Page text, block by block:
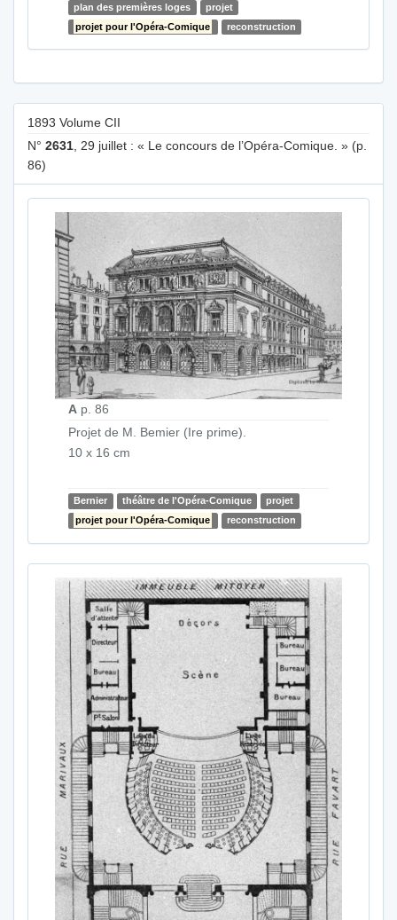
plan des premières loges
projet
projet pour l'Opéra-Comique
reconstruction
1893 Volume CII
N° 2631 , 29 juillet : « Le concours de l’Opéra-Comique. » (p.
86)
A p. 86
Projet de M. Bemier (Ire prime).
10 x 16 cm
Bernier théâtre de l'Opéra-Comique
projet
projet pour l'Opéra-Comique
reconstruction